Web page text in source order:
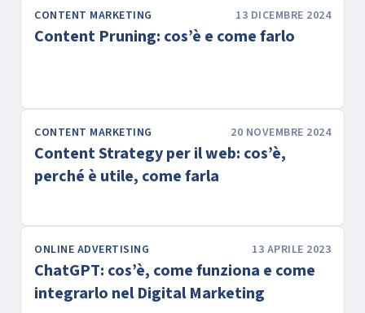
CONTENT MARKETING 13 DICEMBRE 2024
Content Pruning: cos’è e come farlo
CONTENT MARKETING 20 NOVEMBRE 2024
Content Strategy per il web: cos’è,
perché è utile, come farla
ONLINE ADVERTISING 13 APRILE 2023
ChatGPT: cos’è, come funziona e come
integrarlo nel Digital Marketing